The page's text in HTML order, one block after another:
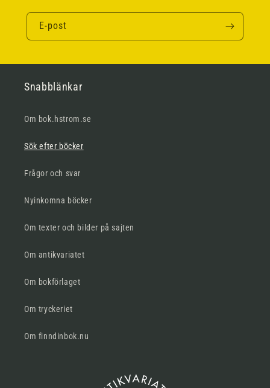
E-post
Snabblänkar
Om bok.hstrom.se
Sök efter böcker
Frågor och svar
Nyinkomna böcker
Om texter och bilder på sajten
Om antikvariatet
Om bokförlaget
Om tryckeriet
Om finndinbok.nu